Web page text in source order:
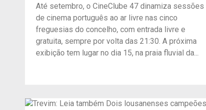
Até setembro, o CineClube 47 dinamiza sessões
de cinema português ao ar livre nas cinco
freguesias do concelho, com entrada livre e
gratuita, sempre por volta das 21:30. A próxima
exibição tem lugar no dia 15, na praia fluvial da...